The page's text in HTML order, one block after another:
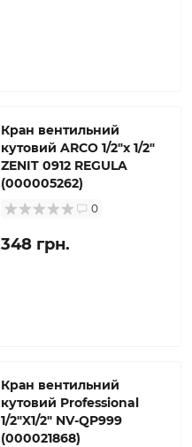
Кран вентильний
кутовий ARCO 1/2″х 1/2″
ZENIT 0912 REGULA
(000005262)
0
348 грн.
Кран вентильний
кутовий Professional
1/2″X1/2″ NV-QP999
(000021868)